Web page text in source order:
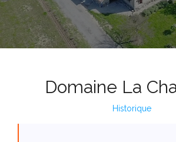
Domaine La
Historique